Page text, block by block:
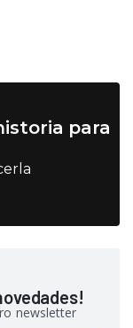
para
newsletter